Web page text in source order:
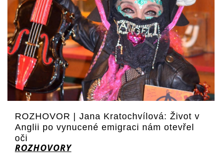
ROZHOVOR | Jana Kratochvílová: Život v
Anglii po vynucené emigraci nám otevřel
oči
ROZHOVORY